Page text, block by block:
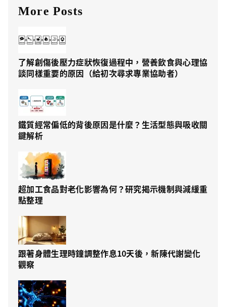
More Posts
了解創傷後壓力症狀恢復過程中，營養飲食與心理協
談同樣重要的原因（給初次尋求專業協助者）
鐵質經常偏低的背後原因是什麼？生活型態與吸收關
鍵解析
超加工食品對老化影響為何？研究揭示機制與減緩重
點整理
跟著身體生理時鐘調整作息10天後，新陳代謝變化
觀察